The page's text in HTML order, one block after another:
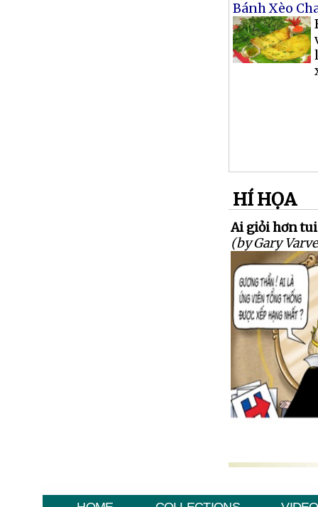
Bánh Xèo
HÍ HỌA
Ai giỏi hơn
(by Gary